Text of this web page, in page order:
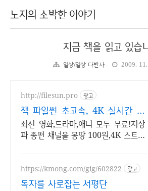
노지의 소박한 이야기
지금 책을 읽고 있습
일상/일상 다반사 2009.
http://filesun.pro 광고
책 파일썬 초고속, 4K 실시간 보
기!
최신 영화,드라마,애니 모두 무료!지상
파 종편 채널을 몽땅 100원,4K 스트리
https://kmong.com/gig/602822 광고
독자를 사로잡는 서평단